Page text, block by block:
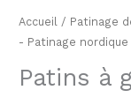
Accueil / Patinage
- Patinage nordique
Patins à